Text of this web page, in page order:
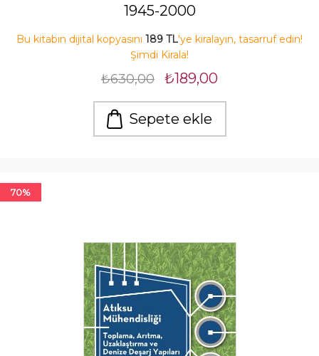
1945-2000
Bu kitabın dijital kopyasını 189 TL'ye kiralayın, tasarruf edin!
Şimdi Kirala!
₺630,00 ₺189,00
Sepete ekle
70%